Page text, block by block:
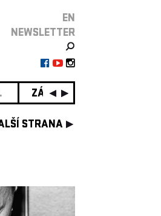
EN
NEWSLETTER
ZÁŘÍ
STRANA